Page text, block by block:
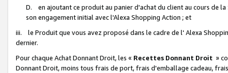
D. en ajoutant ce produit au panier d'achat du client au cours de
son engagement initial avec l'Alexa Shopping Action ; et
iii. le Produit que vous avez proposé dans le cadre de l' Alexa
dernier.
Pour chaque Achat Donnant Droit, les « Recettes Donnant Droit »
Donnant Droit, moins tous frais de port, frais d'emballage cadeau,